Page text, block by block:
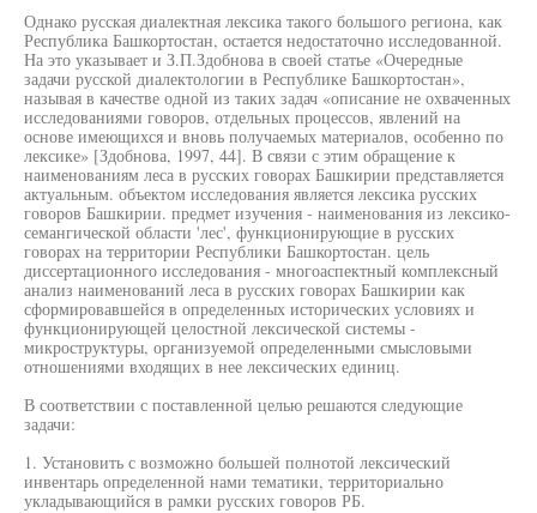
Однако русская диалектная лексика такого большого региона, как
Республика Башкортостан, остается недостаточно исследованной.
На это указывает и З.П.Здобнова в своей статье «Очередные
задачи русской диалектологии в Республике Башкортостан»,
называя в качестве одной из таких задач «описание не охваченных
исследованиями говоров, отдельных процессов, явлений на
основе имеющихся и вновь получаемых материалов, особенно по
лексике» [Здобнова, 1997, 44]. В связи с этим обращение к
наименованиям леса в русских говорах Башкирии представляется
актуальным. объектом исследования является лексика русских
говоров Башкирии. предмет изучения - наименования из лексико-
семангической области 'лес', функционирующие в русских
говорах на территории Республики Башкортостан. цель
диссертационного исследования - многоаспектный комплексный
анализ наименований леса в русских говорах Башкирии как
сформировавшейся в определенных исторических условиях и
функционирующей целостной лексической системы -
микроструктуры, организуемой определенными смысловыми
отношениями входящих в нее лексических единиц.
В соответствии с поставленной целью решаются следующие
задачи:
1. Установить с возможно большей полнотой лексический
инвентарь определенной нами тематики, территориально
укладывающийся в рамки русских говоров РБ.